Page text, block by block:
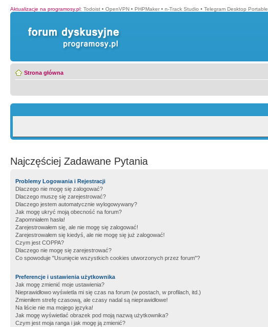
Aktualizacje na programosy.pl: Todoist • OpenVPN • PHPMaker • n-Track Studio • Telegram Desktop Portable
Strona główna
Najczęściej Zadawane Pytania
Problemy Logowania i Rejestracji
Dlaczego nie mogę się zalogować?
Dlaczego muszę się zarejestrować?
Dlaczego jestem automatycznie wylogowywany?
Jak mogę ukryć moją obecność na forum?
Zapomniałem hasła!
Zarejestrowałem się, ale nie mogę się zalogować!
Zarejestrowałem się kiedyś, ale nie mogę się już zalogować!
Czym jest COPPA?
Dlaczego nie mogę się zarejestrować?
Co spowoduje "Usunięcie wszystkich cookies utworzonych przez forum"?
Preferencje i ustawienia użytkownika
Jak mogę zmienić moje ustawienia?
Nieprawidłowo wyświetla mi się czas na forum (w postach, w profilach, itd.)
Zmieniłem strefę czasową, ale czasy nadal są nieprawidłowe!
Na liście nie ma mojego języka!
Jak mogę wyświetlać obrazek pod moją nazwą użytkownika?
Czym jest moja ranga i jak mogę ją zmienić?